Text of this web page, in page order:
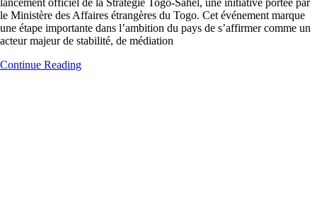
lancement officiel de la Stratégie Togo-Sahel, une initiative portée par
le Ministère des Affaires étrangères du Togo. Cet événement marque
une étape importante dans l’ambition du pays de s’affirmer comme un
acteur majeur de stabilité, de médiation
Continue Reading